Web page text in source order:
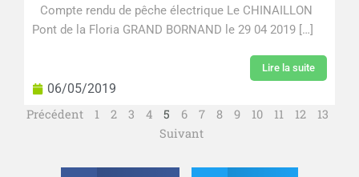
Compte rendu de pêche électrique Le CHINAILLON
Pont de la Floria GRAND BORNAND le 29 04 2019 […]
Lire la suite
06/05/2019
Précédent
1 2 3 4 5 6 7 8 9 10 11 12
13
Suivant